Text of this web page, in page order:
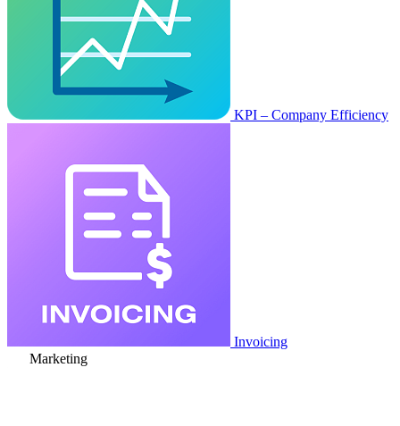
KPI – Company Efficiency
Invoicing
Marketing